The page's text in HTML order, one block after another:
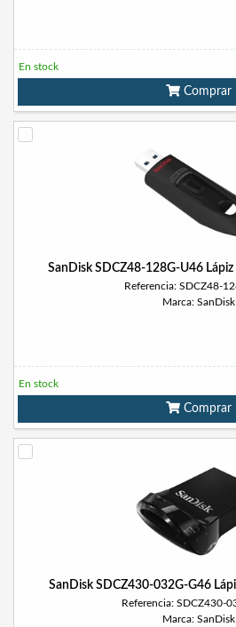
En stock
Comprar
SanDisk SDCZ48-128G-U46
Referencia: SDCZ48-
Marca: SanDisk
En stock
Comprar
SanDisk SDCZ430-032G-G46
Referencia: SDCZ430-
Marca: SanDisk